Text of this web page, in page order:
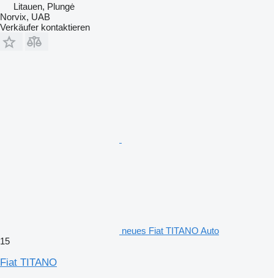
Litauen, Plungė
Norvix, UAB
Verkäufer kontaktieren
neues Fiat TITANO Auto
15
Fiat TITANO